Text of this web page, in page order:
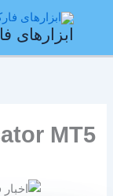
ابزارهای
MT5